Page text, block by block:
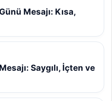
Mesajı: Kısa,
Saygılı, İçten ve